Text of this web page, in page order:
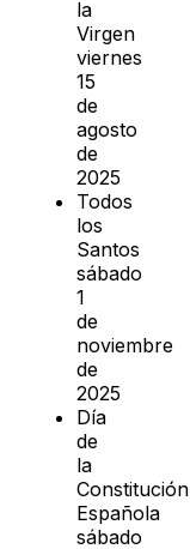
la
Virgen
viernes
15
de
agosto
de
2025
Todos
los
Santos
sábado
1
de
noviembre
de
2025
Día
de
la
Constitución
Española
sábado